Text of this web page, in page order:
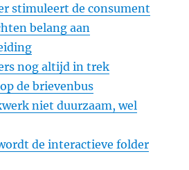
stimuleert de consument
belang aan
nog altijd in trek
de brievenbus
niet duurzaam, wel
de interactieve folder